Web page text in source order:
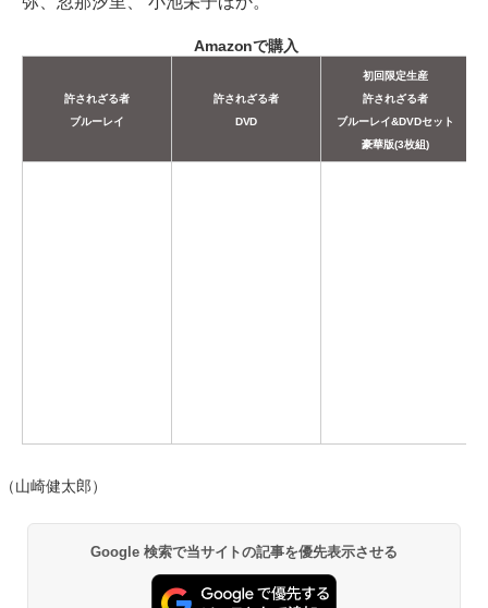
Amazonで購入
許されざる者
ブルーレイ
許されざる者
DVD
初回限定生産
許されざる者
ブルーレイ&DVDセット
豪華版(3枚組)
（山崎健太郎）
Google 検索で当サイトの記事を優先表示させる